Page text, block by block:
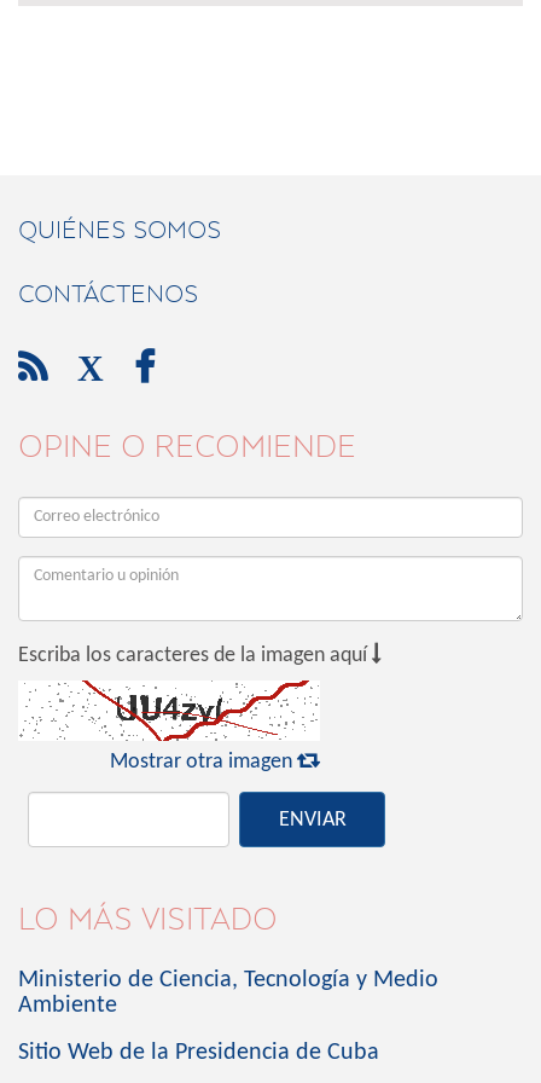
QUIÉNES SOMOS
CONTÁCTENOS
 X 
OPINE O RECOMIENDE
Escriba los caracteres de la imagen aquí 
Mostrar otra imagen 
ENVIAR
LO MÁS VISITADO
Ministerio de Ciencia, Tecnología y Medio
Ambiente
Sitio Web de la Presidencia de Cuba